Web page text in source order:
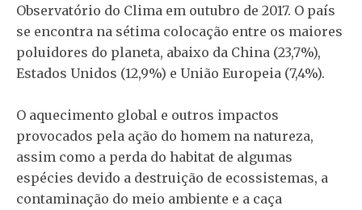
Observatório do Clima em outubro de 2017. O país
se encontra na sétima colocação entre os maiores
poluidores do planeta, abaixo da China (23,7%),
Estados Unidos (12,9%) e União Europeia (7,4%).
O aquecimento global e outros impactos
provocados pela ação do homem na natureza,
assim como a perda do habitat de algumas
espécies devido a destruição de ecossistemas, a
contaminação do meio ambiente e a caça